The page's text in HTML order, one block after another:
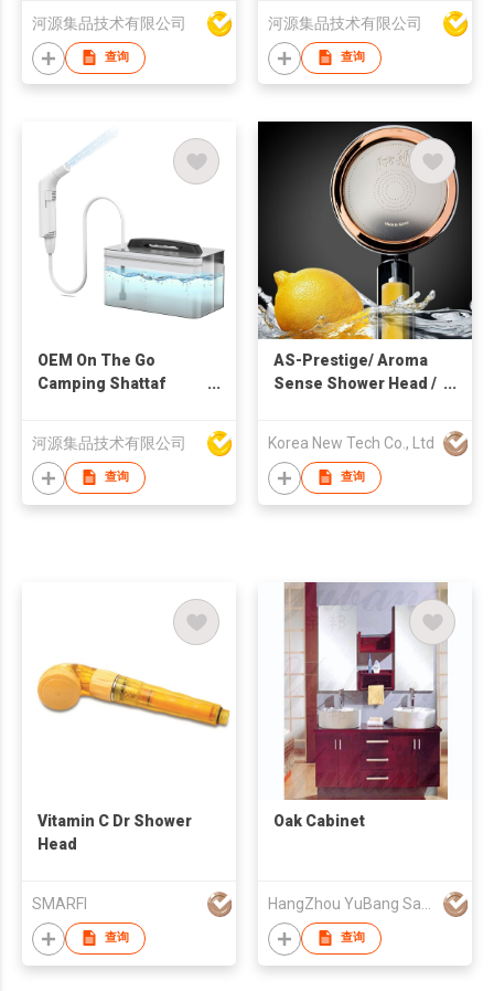
Pump LED for
Camping & Hiking
wholesale
河源集品技术有限公司
查询
Baby, Pregnant, Elder,
Patient
河源集品技术有限公司
查询
OEM On The Go
Camping Shattaf
Personal Care
Customized Portable
Travel Bidets
河源集品技术有限公司
查询
AS-Prestige/ Aroma
Sense Shower Head /
Kntec / Water Saving
Korea New Tech Co., Ltd
查询
Vitamin C Dr Shower
Head
SMARFI
查询
Oak Cabinet
查询